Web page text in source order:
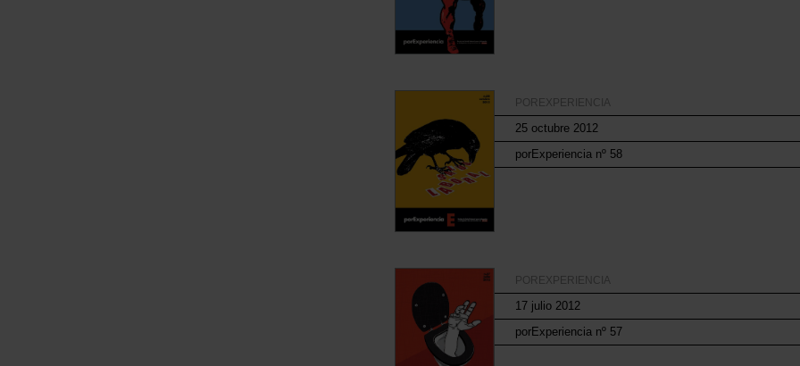
POREXPERIENCIA
25 octubre 2012
porExperiencia nº 58
POREXPERIENCIA
17 julio 2012
porExperiencia nº 57